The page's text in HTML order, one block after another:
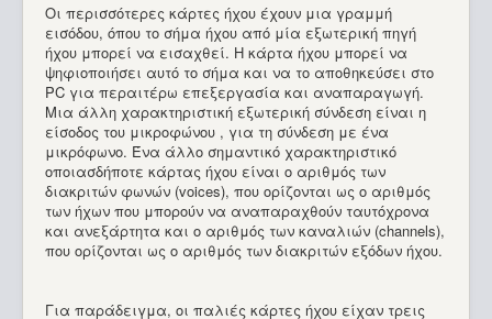
Οι περισσότερες κάρτες ήχου έχουν μια γραμμή
εισόδου, όπου το σήμα ήχου από μία εξωτερική πηγή
ήχου μπορεί να εισαχθεί. Η κάρτα ήχου μπορεί να
ψηφιοποιήσει αυτό το σήμα και να το αποθηκεύσει στο
PC για περαιτέρω επεξεργασία και αναπαραγωγή.
Μια άλλη χαρακτηριστική εξωτερική σύνδεση είναι η
είσοδος του μικροφώνου , για τη σύνδεση με ένα
μικρόφωνο. Ένα άλλο σημαντικό χαρακτηριστικό
οποιασδήποτε κάρτας ήχου είναι ο αριθμός των
διακριτών φωνών (voices), που ορίζονται ως ο αριθμός
των ήχων που μπορούν να αναπαραχθούν ταυτόχρονα
και ανεξάρτητα και ο αριθμός των καναλιών (channels),
που ορίζονται ως ο αριθμός των διακριτών εξόδων ήχου.
Για παράδειγμα, οι παλιές κάρτες ήχου είχαν τρεις